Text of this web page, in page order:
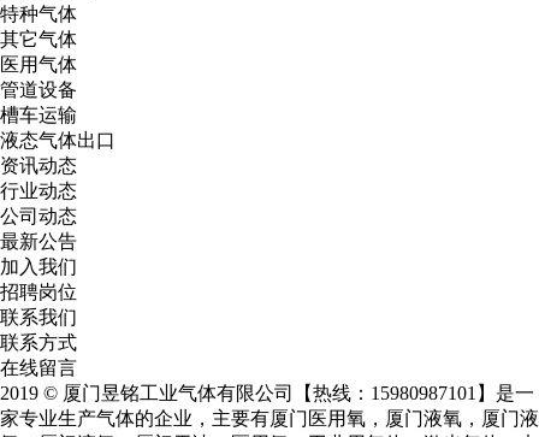
特种气体
其它气体
医用气体
管道设备
槽车运输
液态气体出口
资讯动态
行业动态
公司动态
最新公告
加入我们
招聘岗位
联系我们
联系方式
在线留言
2019 © 厦门昱铭工业气体有限公司【热线：15980987101】是一
家专业生产气体的企业，主要有厦门医用氧 ， 厦门液氧 ， 厦门液